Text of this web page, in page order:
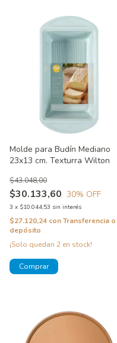
Molde para Budín Mediano
23x13 cm. Texturra Wilton
$30.133,60
$43.048,00
30% OFF
3 x $10.044,53 sin interés
$27.120,24 conTransferencia o
depósito
¡Solo quedan 2 en stock!